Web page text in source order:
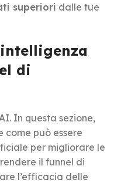
superiori dalle tue
di
In questa sezione,
come può essere
per migliorare le
il funnel di
l’efficacia delle